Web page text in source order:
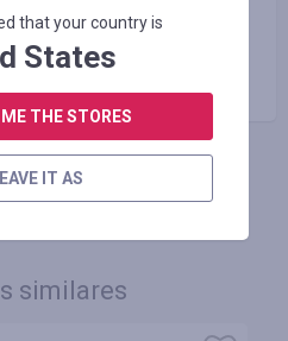
заказ
DEJAR UNA RESEÑA
similares
that your country is
States
THE STORES
IT AS